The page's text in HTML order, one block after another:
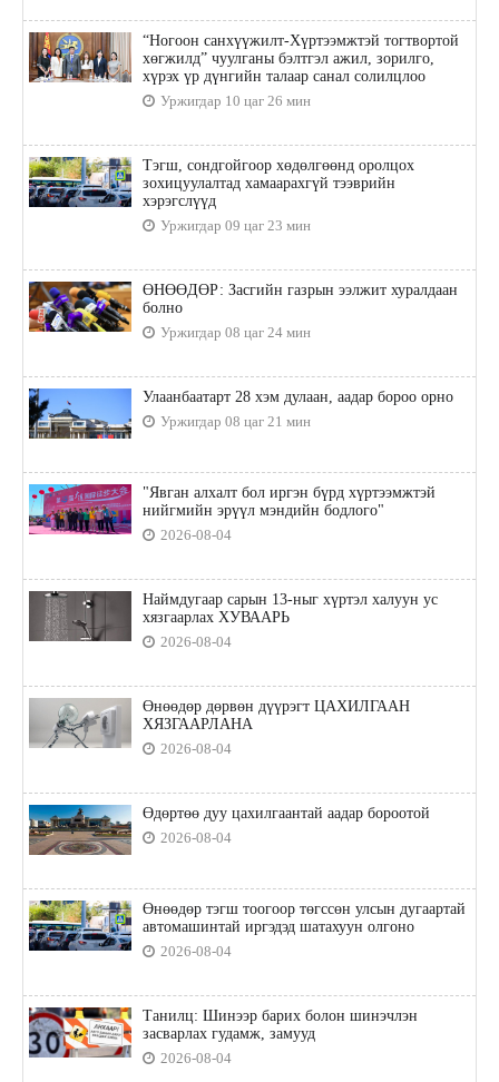
“Ногоон санхүүжилт-Хүртээмжтэй тогтвортой
хөгжилд” чуулганы бэлтгэл ажил, зорилго,
хүрэх үр дүнгийн талаар санал солилцлоо
Уржигдар 10 цаг 26 мин
Тэгш, сондгойгоор хөдөлгөөнд оролцох
зохицуулалтад хамаарахгүй тээврийн
хэрэгслүүд
Уржигдар 09 цаг 23 мин
ӨНӨӨДӨР: Засгийн газрын ээлжит хуралдаан
болно
Уржигдар 08 цаг 24 мин
Улаанбаатарт 28 хэм дулаан, аадар бороо орно
Уржигдар 08 цаг 21 мин
"Явган алхалт бол иргэн бүрд хүртээмжтэй
нийгмийн эрүүл мэндийн бодлого"
2026-08-04
Наймдугаар сарын 13-ныг хүртэл халуун ус
хязгаарлах ХУВААРЬ
2026-08-04
Өнөөдөр дөрвөн дүүрэгт ЦАХИЛГААН
ХЯЗГААРЛАНА
2026-08-04
Өдөртөө дуу цахилгаантай аадар бороотой
2026-08-04
Өнөөдөр тэгш тоогоор төгссөн улсын дугаартай
автомашинтай иргэдэд шатахуун олгоно
2026-08-04
Танилц: Шинээр барих болон шинэчлэн
засварлах гудамж, замууд
2026-08-04